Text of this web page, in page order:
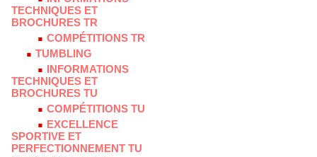
TECHNIQUES ET
BROCHURES TR
COMPÉTITIONS TR
TUMBLING
INFORMATIONS
TECHNIQUES ET
BROCHURES TU
COMPÉTITIONS TU
EXCELLENCE
SPORTIVE ET
PERFECTIONNEMENT TU